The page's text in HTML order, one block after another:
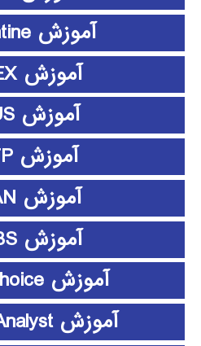
آموزش clementine
آموزش CPLEX
آموزش EDIUS
آموزش EMTP
آموزش ePLAN
آموزش ETABS
آموزش expert choice
آموزش Frontier Analyst